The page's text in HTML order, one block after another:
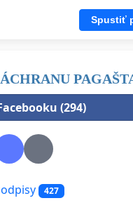
Spustiť
(294)
427